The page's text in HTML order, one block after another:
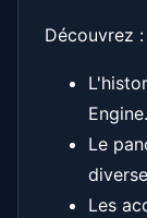
Découvrez :
Engine.
Le
Les